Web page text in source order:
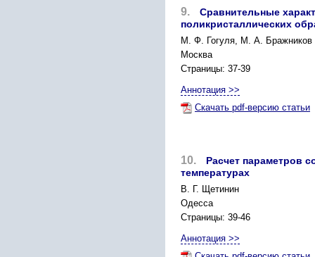
9.
Сравнительные
поликристаллических
М. Ф. Гогуля, М. А. Бражников
Москва
Страницы: 37-39
Аннотация >>
Скачать pdf-версию статьи
10.
Расчет параметров
температурах
В. Г. Щетинин
Одесса
Страницы: 39-46
Аннотация >>